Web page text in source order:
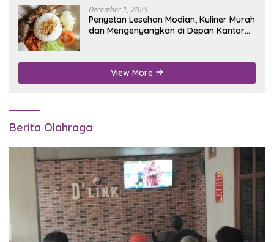
December 1, 2025
Penyetan Lesehan Modian, Kuliner Murah
dan Mengenyangkan di Depan Kantor
View More
Berita Olahraga